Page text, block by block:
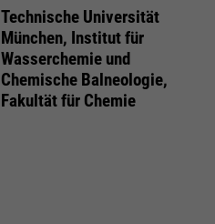
Technische Universität
München, Institut für
Wasserchemie und
Chemische Balneologie,
Fakultät für Chemie